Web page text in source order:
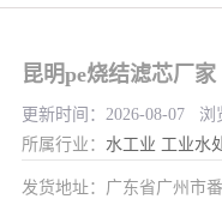
昆明pe烧结滤芯厂
更新时间：2026-08-07 浏
所属行业： 水工业 工业水
发货地址：广东省广州市